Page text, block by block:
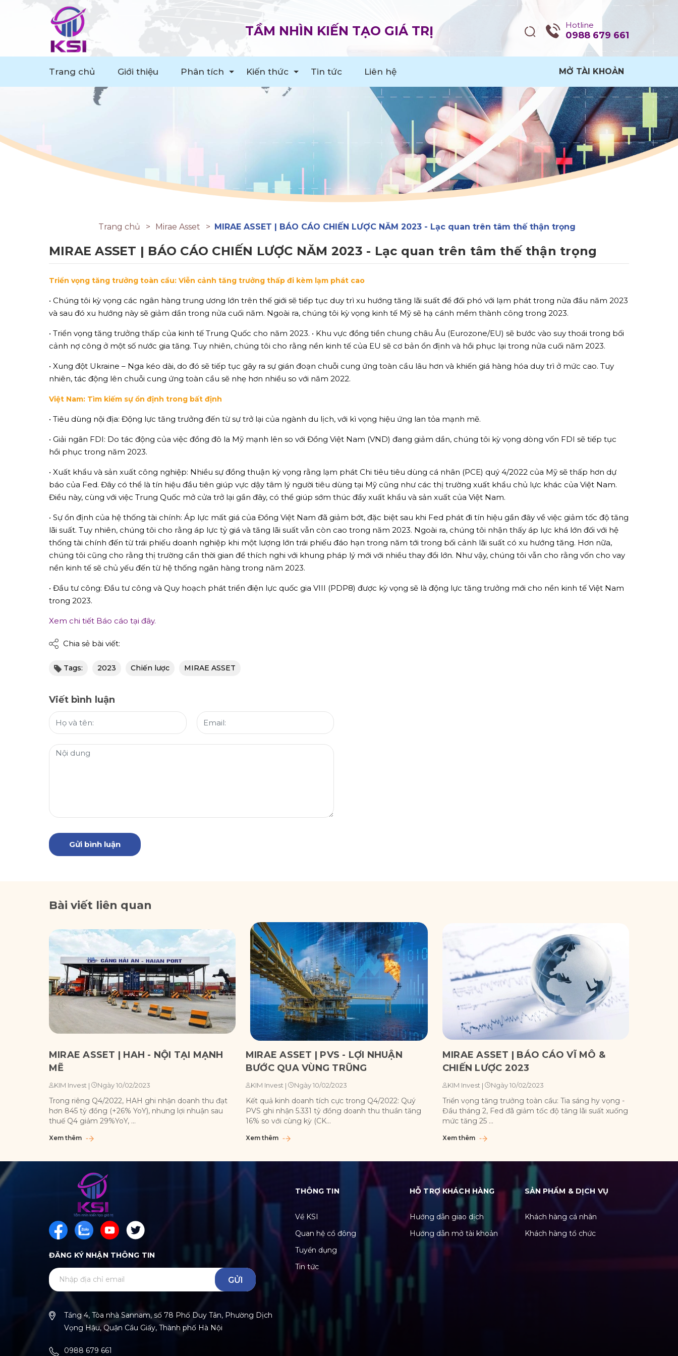
TẦM NHÌN KIẾN TẠO GIÁ TRỊ Hotline
0988 679 661
Trang chủ Giới thiệu Phân tích Kiến thức Tin tức Liên hệ MỞ TÀI KHOẢN
Trang chủ Mirae Asset MIRAE ASSET | BÁO CÁO CHIẾN LƯỢC NĂM 2023 - Lạc quan trên tâm thế thận trọng
MIRAE ASSET | BÁO CÁO CHIẾN LƯỢC NĂM 2023 - Lạc quan trên tâm thế thận trọng
Triển vọng tăng trưởng toàn cầu: Viễn cảnh tăng trưởng thấp đi kèm lạm phát cao
• Chúng tôi kỳ vọng các ngân hàng trung ương lớn trên thế giới sẽ tiếp tục duy trì xu hướng tăng lãi suất để đối phó với lạm phát trong nửa đầu năm 2023
và sau đó xu hướng này sẽ giảm dần trong nửa cuối năm. Ngoài ra, chúng tôi kỳ vọng kinh tế Mỹ sẽ hạ cánh mềm thành công trong 2023.
• Triển vọng tăng trưởng thấp của kinh tế Trung Quốc cho năm 2023. • Khu vực đồng tiền chung châu Âu (Eurozone/EU) sẽ bước vào suy thoái trong bối
cảnh nợ công ở một số nước gia tăng. Tuy nhiên, chúng tôi cho rằng nền kinh tế của EU sẽ cơ bản ổn định và hồi phục lại trong nửa cuối năm 2023.
• Xung đột Ukraine – Nga kéo dài, do đó sẽ tiếp tục gây ra sự gián đoạn chuỗi cung ứng toàn cầu lâu hơn và khiến giá hàng hóa duy trì ở mức cao. Tuy
nhiên, tác động lên chuỗi cung ứng toàn cầu sẽ nhẹ hơn nhiều so với năm 2022.
Việt Nam: Tìm kiếm sự ổn định trong bất định
• Tiêu dùng nội địa: Động lực tăng trưởng đến từ sự trở lại của ngành du lịch, với kì vọng hiệu ứng lan tỏa mạnh mẽ.
• Giải ngân FDI: Do tác động của việc đồng đô la Mỹ mạnh lên so với Đồng Việt Nam (VND) đang giảm dần, chúng tôi kỳ vọng dòng vốn FDI sẽ tiếp tục
hồi phục trong năm 2023.
• Xuất khẩu và sản xuất công nghiệp: Nhiều sự đồng thuận kỳ vọng rằng lạm phát Chi tiêu tiêu dùng cá nhân (PCE) quý 4/2022 của Mỹ sẽ thấp hơn dự
báo của Fed. Đây có thể là tín hiệu đầu tiên giúp vực dậy tâm lý người tiêu dùng tại Mỹ cũng như các thị trường xuất khẩu chủ lực khác của Việt Nam.
Điều này, cùng với việc Trung Quốc mở cửa trở lại gần đây, có thể giúp sớm thúc đẩy xuất khẩu và sản xuất của Việt Nam.
• Sự ổn định của hệ thống tài chính: Áp lực mất giá của Đồng Việt Nam đã giảm bớt, đặc biệt sau khi Fed phát đi tín hiệu gần đây về việc giảm tốc độ tăng
lãi suất. Tuy nhiên, chúng tôi cho rằng áp lực tỷ giá và tăng lãi suất vẫn còn cao trong năm 2023. Ngoài ra, chúng tôi nhận thấy áp lực khá lớn đối với hệ
thống tài chính đến từ trái phiếu doanh nghiệp khi một lượng lớn trái phiếu đáo hạn trong năm tới trong bối cảnh lãi suất có xu hướng tăng. Hơn nữa,
chúng tôi cũng cho rằng thị trường cần thời gian để thích nghi với khung pháp lý mới với nhiều thay đổi lớn. Như vậy, chúng tôi vẫn cho rằng vốn cho vay
nền kinh tế sẽ chủ yếu đến từ hệ thống ngân hàng trong năm 2023.
• Đầu tư công: Đầu tư công và Quy hoạch phát triển điện lực quốc gia VIII (PDP8) được kỳ vọng sẽ là động lực tăng trưởng mới cho nền kinh tế Việt Nam
trong 2023.
Xem chi tiết Báo cáo tại đây.
Chia sẻ bài viết:
Tags: 2023 Chiến lược MIRAE ASSET
Viết bình luận
Gửi bình luận
Bài viết liên quan
MIRAE ASSET | HAH - NỘI TẠI MẠNH
MẼ
KIM Invest | Ngày 10/02/2023
Trong riêng Q4/2022, HAH ghi nhận doanh thu đạt
hơn 845 tỷ đồng (+26% YoY), nhưng lợi nhuận sau
thuế Q4 giảm 29%YoY, ...
Xem thêm
MIRAE ASSET | PVS - LỢI NHUẬN
BƯỚC QUA VÙNG TRŨNG
KIM Invest | Ngày 10/02/2023
Kết quả kinh doanh tích cực trong Q4/2022: Quý
PVS ghi nhận 5.331 tỷ đồng doanh thu thuần tăng
16% so với cùng kỳ (CK...
Xem thêm
MIRAE ASSET | BÁO CÁO VĨ MÔ &
CHIẾN LƯỢC 2023
KIM Invest | Ngày 10/02/2023
Triển vọng tăng trưởng toàn cầu: Tia sáng hy vọng -
Đầu tháng 2, Fed đã giảm tốc độ tăng lãi suất xuống
mức tăng 25 ...
Xem thêm
ĐĂNG KÝ NHẬN THÔNG TIN
GỬI
Tầng 4, Tòa nhà Sannam, số 78 Phố Duy Tân, Phường Dịch
Vọng Hậu, Quận Cầu Giấy, Thành phố Hà Nội
0988 679 661
THÔNG TIN
Về KSI
Quan hệ cổ đông
Tuyển dụng
Tin tức
HỖ TRỢ KHÁCH HÀNG
Hướng dẫn giao dịch
Hướng dẫn mở tài khoản
SẢN PHẨM & DỊCH VỤ
Khách hàng cá nhân
Khách hàng tổ chức